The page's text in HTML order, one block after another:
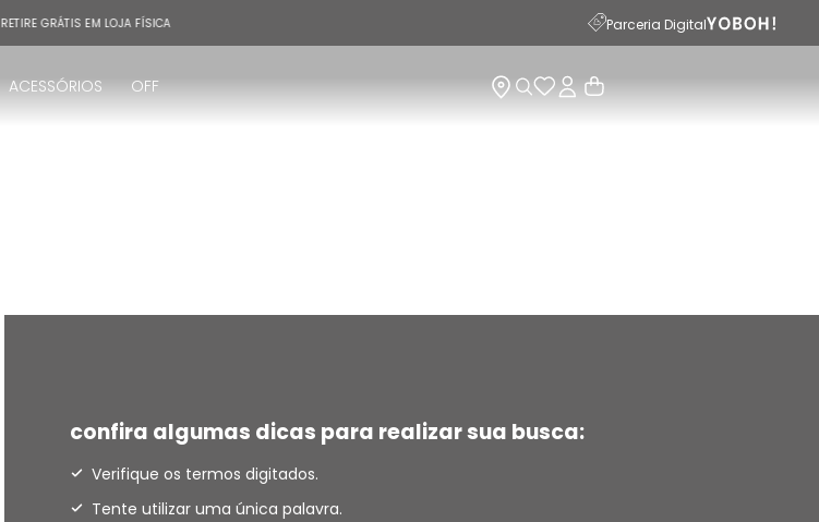
RETIRE GRÁTIS EM LOJA FÍSICA Parceria Digital
ACESSÓRIOS OFF
confira algumas dicas para realizar sua busca:
Verifique os termos digitados.
Tente utilizar uma única palavra.